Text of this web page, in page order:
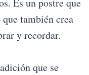
Es un postre que
también crea
y recordar.
que se